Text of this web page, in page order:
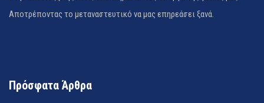
Αποτρέποντας το μεταναστευτικό να μας επηρεάσει ξανά.
Πρόσφατα Άρθρα